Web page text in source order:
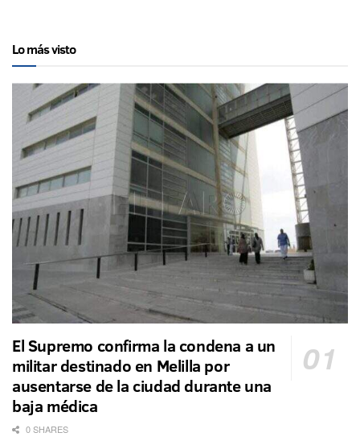
Lo más visto
El Supremo confirma la condena a un
militar destinado en Melilla por
ausentarse de la ciudad durante una
baja médica
0 SHARES